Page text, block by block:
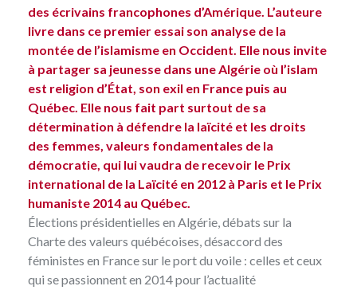
des écrivains francophones d’Amérique. L’auteure
livre dans ce premier essai son analyse de la
montée de l’islamisme en Occident. Elle nous invite
à partager sa jeunesse dans une Algérie où l’islam
est religion d’État, son exil en France puis au
Québec. Elle nous fait part surtout de sa
détermination à défendre la laïcité et les droits
des femmes, valeurs fondamentales de la
démocratie, qui lui vaudra de recevoir le Prix
international de la Laïcité en 2012 à Paris et le Prix
humaniste 2014 au Québec.
Élections présidentielles en Algérie, débats sur la
Charte des valeurs québécoises, désaccord des
féministes en France sur le port du voile : celles et ceux
qui se passionnent en 2014 pour l’actualité